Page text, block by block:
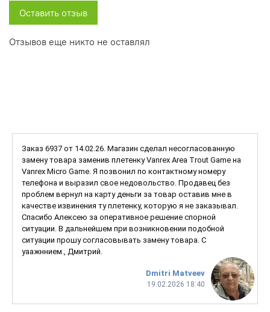
Отзывов еще никто не оставлял
Оставить отзыв
Dmitri Matveev
19.02.2026 18:40
Заказ 6937 от 14.02.26. Магазин сделал несогласованную
замену товара заменив плетенку Vanrex Area Trout Game на
Vanrex Micro Game. Я позвонил по контактному номеру
телефона и выразил свое недовольство. Продавец без
проблем вернул на карту деньги за товар оставив мне в
качестве извинения ту плетенку, которую я не заказывал.
Спасибо Алексею за оперативное решение спорной
ситуации. В дальнейшем при возникновении подобной
ситуации прошу согласовывать замену товара. С
уаажннием., Дмитрий.